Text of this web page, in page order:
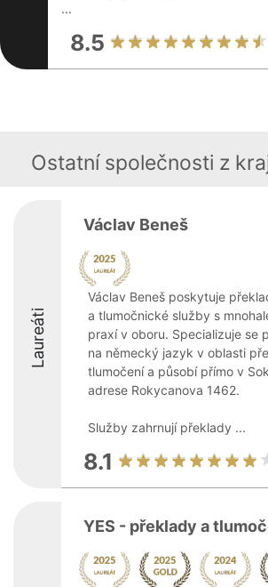
...
8.5
Ostatní společnosti z
Laureáti
Václav Beneš
Václav Beneš poskytuje
a tlumočnické služby s
praxí v oboru. Specializuje se
na německý jazyk v oblasti
tlumočení a působí přímo v
adrese Rokycanova 1462.
Služby zahrnují překlady ...
8.1
YES - překlady a